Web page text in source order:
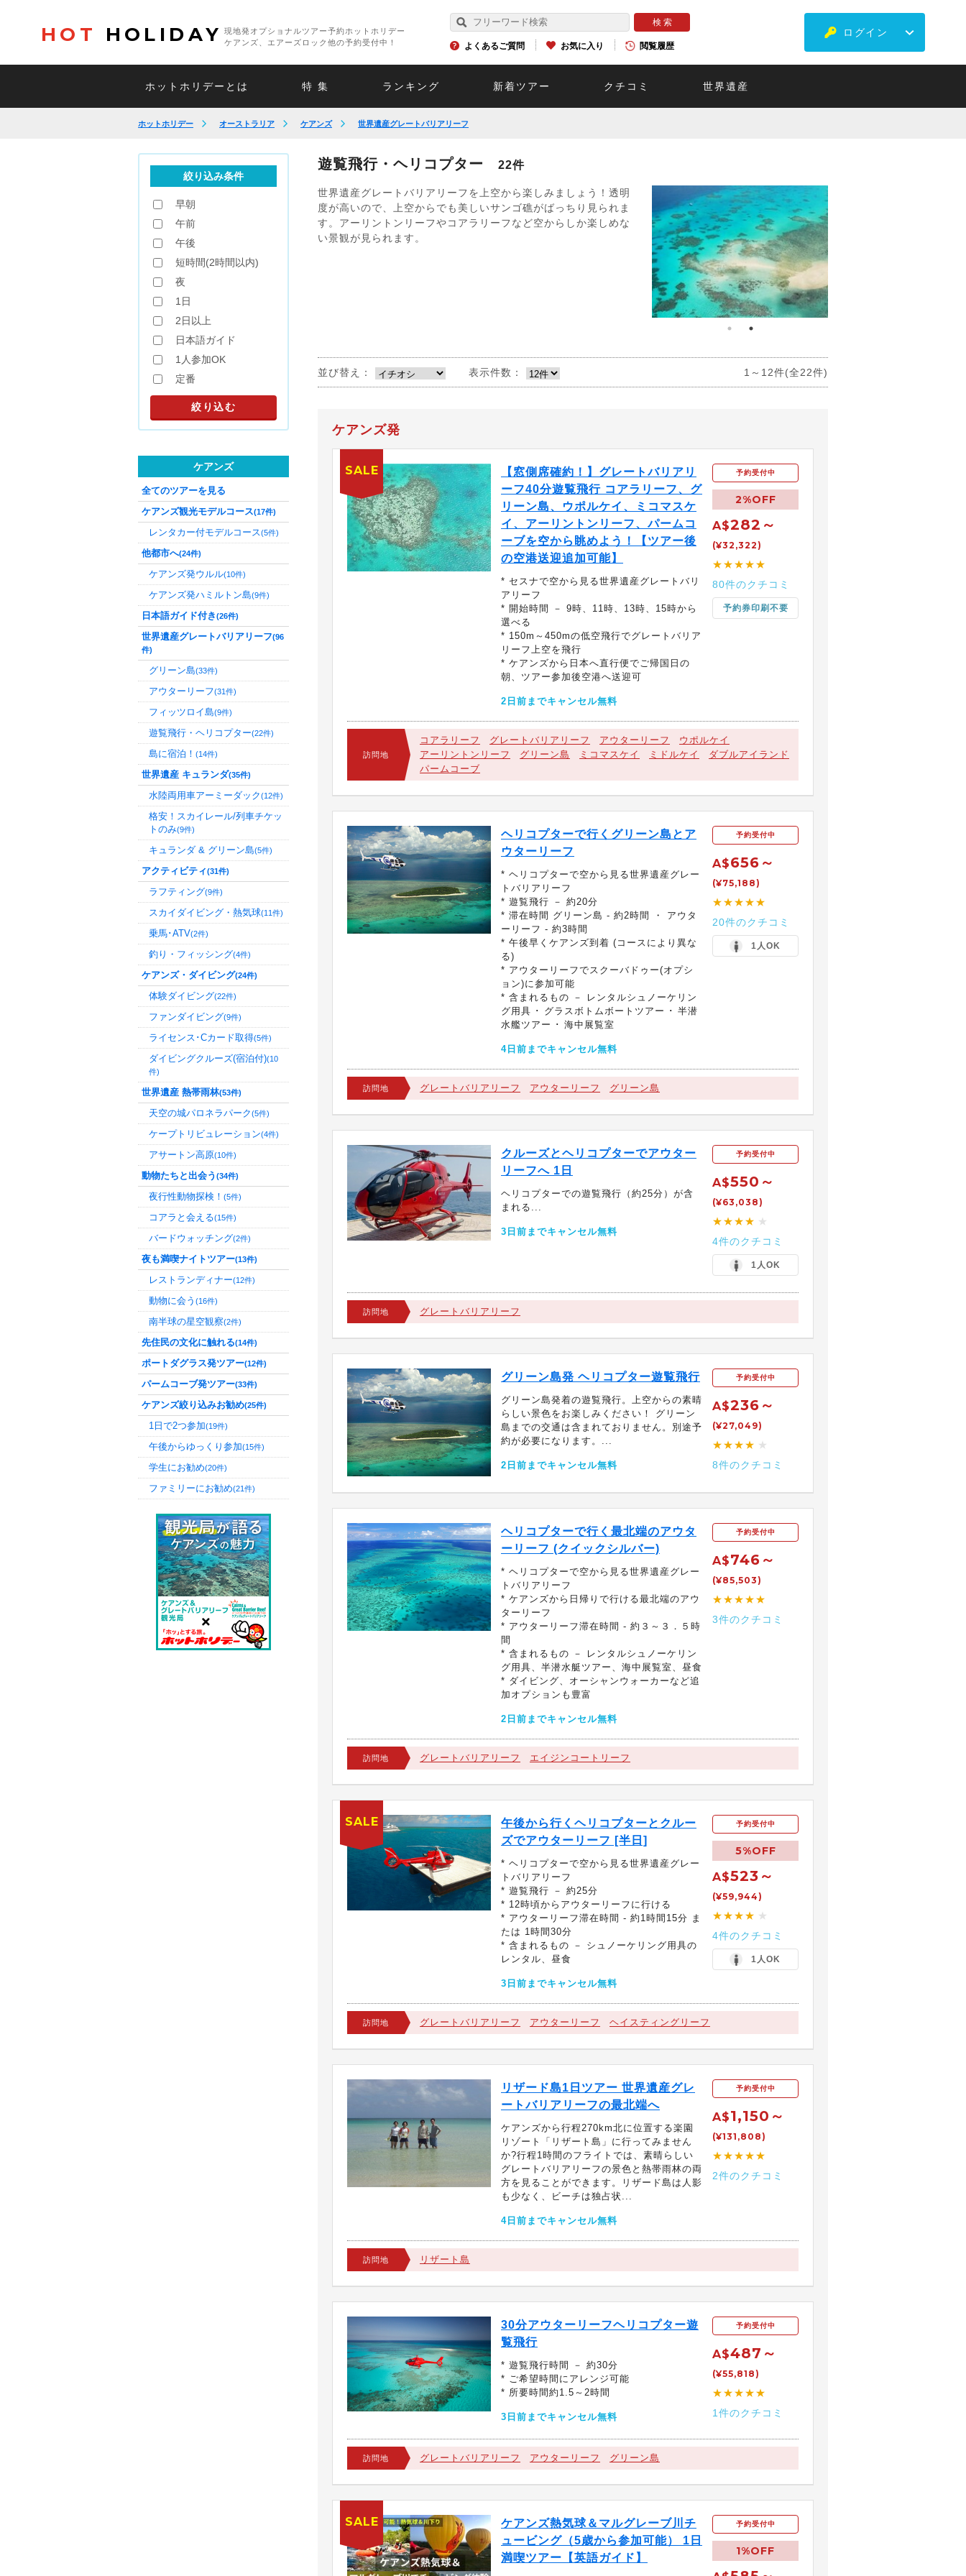
HOT HOLIDAY
現地発オプショナルツアー予約ホットホリデー
ケアンズ、エアーズロック他の予約受付中！
よくあるご質問 お気に入り 閲覧履歴
ログイン
ホットホリデーとは 特 集 ランキング 新着ツアー クチコミ 世界遺産
ホットホリデー オーストラリア ケアンズ 世界遺産グレートバリアリーフ
遊覧飛行・ヘリコプター 22件
世界遺産グレートバリアリーフを上空から楽しみましょう！透明
度が高いので、上空からでも美しいサンゴ礁がばっちり見られま
す。アーリントンリーフやコアラリーフなど空からしか楽しめな
い景観が見られます。
並び替え： 表示件数： 1～12件(全22件)
ケアンズ発
【窓側席確約！】グレートバリアリ
ーフ40分遊覧飛行 コアラリーフ、グ
リーン島、ウポルケイ、ミコマスケ
イ、アーリントンリーフ、パームコ
ーブを空から眺めよう！【ツアー後
の空港送迎追加可能】
* セスナで空から見る世界遺産グレートバリ
アリーフ
* 開始時間 － 9時、11時、13時、15時から
選べる
* 150m～450mの低空飛行でグレートバリア
リーフ上空を飛行
* ケアンズから日本へ直行便でご帰国日の
朝、ツアー参加後空港へ送迎可
2日前までキャンセル無料
予約受付中
2%OFF
A$282～
(¥32,322)
★★★★★
80件のクチコミ
予約券印刷不要
訪問地
コアラリーフ グレートバリアリーフ アウターリーフ
ウポルケイ
アーリントンリーフ
グリーン島 ミコマスケイ ミドルケイ
ダブルアイランド
パームコーブ
SALE
ヘリコプターで行くグリーン島とア
ウターリーフ
* ヘリコプターで空から見る世界遺産グレー
トバリアリーフ
* 遊覧飛行 － 約20分
* 滞在時間 グリーン島 - 約2時間 ・ アウタ
ーリーフ - 約3時間
* 午後早くケアンズ到着 (コースにより異な
る)
* アウターリーフでスクーバドゥー(オプシ
ョン)に参加可能
* 含まれるもの － レンタルシュノーケリン
グ用具 ･ グラスボトムボートツアー ･ 半潜
水艦ツアー ･ 海中展覧室
4日前までキャンセル無料
予約受付中
A$656～
(¥75,188)
★★★★★
20件のクチコミ
1人OK
訪問地 グレートバリアリーフ アウターリーフ グリーン島
クルーズとヘリコプターでアウター
リーフへ 1日
ヘリコプターでの遊覧飛行（約25分）が含
まれる...
3日前までキャンセル無料
予約受付中
A$550～
(¥63,038)
★★★★ ★
4件のクチコミ
1人OK
訪問地 グレートバリアリーフ
グリーン島発 ヘリコプター遊覧飛行
グリーン島発着の遊覧飛行。上空からの素晴
らしい景色をお楽しみください！ グリーン
島までの交通は含まれておりません。別途予
約が必要になります。...
2日前までキャンセル無料
予約受付中
A$236～
(¥27,049)
★★★★ ★
8件のクチコミ
ヘリコプターで行く最北端のアウタ
ーリーフ (クイックシルバー)
* ヘリコプターで空から見る世界遺産グレー
トバリアリーフ
* ケアンズから日帰りで行ける最北端のアウ
ターリーフ
* アウターリーフ滞在時間 - 約３～３．５時
間
* 含まれるもの － レンタルシュノーケリン
グ用具、半潜水艇ツアー、海中展覧室、昼食
* ダイビング、オーシャンウォーカーなど追
加オプションも豊富
2日前までキャンセル無料
予約受付中
A$746～
(¥85,503)
★★★★★
3件のクチコミ
訪問地 グレートバリアリーフ エイジンコートリーフ
午後から行くヘリコプターとクルー
ズでアウターリーフ [半日]
* ヘリコプターで空から見る世界遺産グレー
トバリアリーフ
* 遊覧飛行 － 約25分
* 12時頃からアウターリーフに行ける
* アウターリーフ滞在時間 - 約1時間15分 ま
たは 1時間30分
* 含まれるもの － シュノーケリング用具の
レンタル、昼食
3日前までキャンセル無料
予約受付中
5%OFF
A$523～
(¥59,944)
★★★★ ★
4件のクチコミ
1人OK
訪問地 グレートバリアリーフ アウターリーフ ヘイスティングリーフ
SALE
リザード島1日ツアー 世界遺産グレ
ートバリアリーフの最北端へ
ケアンズから行程270km北に位置する楽園
リゾート「リザート島」に行ってみません
か?行程1時間のフライトでは、素晴らしい
グレートバリアリーフの景色と熱帯雨林の両
方を見ることができます。リザード島は人影
も少なく、ビーチは独占状...
4日前までキャンセル無料
予約受付中
A$1,150～
(¥131,808)
★★★★★
2件のクチコミ
訪問地 リザート島
30分アウターリーフヘリコプター遊
覧飛行
* 遊覧飛行時間 － 約30分
* ご希望時間にアレンジ可能
* 所要時間約1.5～2時間
3日前までキャンセル無料
予約受付中
A$487～
(¥55,818)
★★★★★
1件のクチコミ
訪問地 グレートバリアリーフ アウターリーフ グリーン島
ケアンズ熱気球＆マルグレーブ川チ
ュービング（5歳から参加可能） 1日
満喫ツアー【英語ガイド】
予約受付中
1%OFF
SALE
絞り込み条件
早朝
午前
午後
短時間(2時間以内)
夜
1日
2日以上
日本語ガイド
1人参加OK
定番
ケアンズ
全てのツアーを見る
ケアンズ観光モデルコース(17件)
レンタカー付モデルコース(5件)
他都市へ(24件)
ケアンズ発ウルル(10件)
ケアンズ発ハミルトン島(9件)
日本語ガイド付き(26件)
世界遺産グレートバリアリーフ(96
件)
グリーン島(33件)
アウターリーフ(31件)
フィッツロイ島(9件)
遊覧飛行・ヘリコプター(22件)
島に宿泊！ (14件)
世界遺産 キュランダ(35件)
水陸両用車アーミーダック(12件)
格安！スカイレール/列車チケッ
トのみ(9件)
キュランダ & グリーン島(5件)
アクティビティ(31件)
ラフティング(9件)
スカイダイビング・熱気球(11件)
乗馬･ATV(2件)
釣り・フィッシング(4件)
ケアンズ・ダイビング(24件)
体験ダイビング(22件)
ファンダイビング(9件)
ライセンス･Cカード取得(5件)
ダイビングクルーズ(宿泊付)(10
件)
世界遺産 熱帯雨林(53件)
天空の城パロネラパーク(5件)
ケープトリビュレーション(4件)
アサートン高原(10件)
動物たちと出会う (34件)
夜行性動物探検！ (5件)
コアラと会える(15件)
バードウォッチング(2件)
夜も満喫ナイトツアー(13件)
レストランディナー(12件)
動物に会う (16件)
南半球の星空観察(2件)
先住民の文化に触れる(14件)
ポートダグラス発ツアー(12件)
パームコーブ発ツアー(33件)
ケアンズ絞り込みお勧め(25件)
1日で2つ参加(19件)
午後からゆっくり参加(15件)
学生にお勧め(20件)
ファミリーにお勧め(21件)